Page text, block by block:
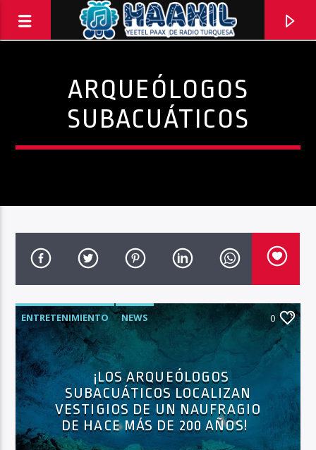
PROGRAMA ACTUAL
INFORMATIVO TURQUESA – 1RA EMISIÓN
6:30 AM 8:30 AM
Haahil FM
ARQUEÓLOGOS
SUBACUÁTICOS
ENTRETENIMIENTO NEWS 0
¡LOS ARQUEÓLOGOS
SUBACUÁTICOS LOCALIZAN
VESTIGIOS DE UN NAUFRAGIO
DE HACE MÁS DE 200 AÑOS!